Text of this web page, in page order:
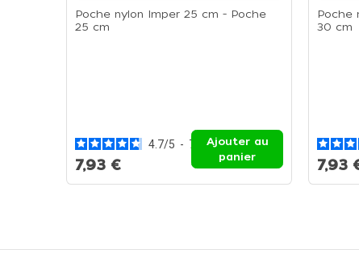
Poche nylon Imper 25 cm - Poche
25 cm
4.7/5 - 7 avis
7,93 €
Ajouter au
panier
Poche
30 cm
7,93